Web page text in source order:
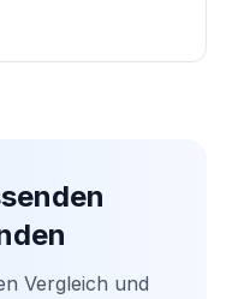
Vergleich und